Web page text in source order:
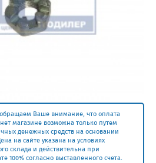
Ваше внимание, что оплата
магазине возможна только путем
денежных средств на основании
на сайте указана на условиях
склада и действительна при
100% согласно выставленного счета.